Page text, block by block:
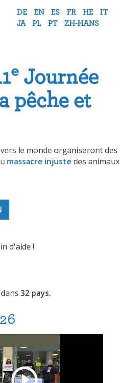
DE EN ES FR HE
IT
JA
PL PT ZH-HANS
e Journée
pêche et
le monde organiseront des
massacre injuste des animaux
d'aide !
dans 32 pays.